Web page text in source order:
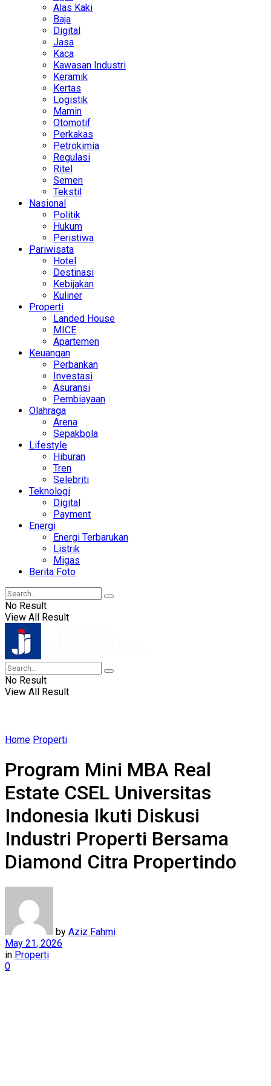
Alas Kaki
Baja
Digital
Jasa
Kaca
Kawasan Industri
Keramik
Kertas
Logistik
Mamin
Otomotif
Perkakas
Petrokimia
Regulasi
Ritel
Semen
Tekstil
Nasional
Politik
Hukum
Peristiwa
Pariwisata
Hotel
Destinasi
Kebijakan
Kuliner
Properti
Landed House
MICE
Apartemen
Keuangan
Perbankan
Investasi
Asuransi
Pembiayaan
Olahraga
Arena
Sepakbola
Lifestyle
Hiburan
Tren
Selebriti
Teknologi
Digital
Payment
Energi
Energi Terbarukan
Listrik
Migas
Berita Foto
No Result
View All Result
No Result
View All Result
Home Properti
Program Mini MBA Real
Estate CSEL Universitas
Indonesia Ikuti Diskusi
Industri Properti Bersama
Diamond Citra Propertindo
by Aziz Fahmi
May 21, 2026
in Properti
0